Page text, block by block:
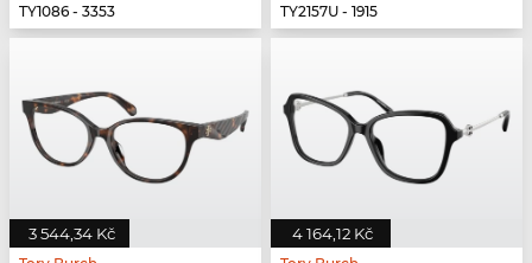
TY1086 - 3353
TY2157U - 1915
3 544,34 Kč 4 164,12 Kč